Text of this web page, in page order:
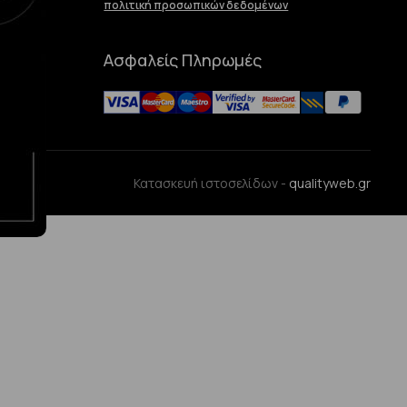
πολιτική προσωπικών δεδομένων
Ασφαλείς Πληρωμές
Κατασκευή ιστοσελίδων - qualityweb.gr